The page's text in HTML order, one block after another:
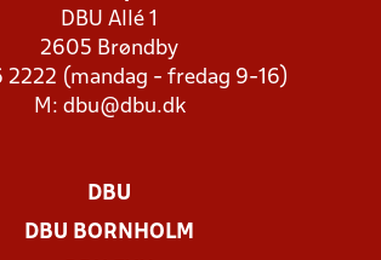
DBU Allé 1
2605 Brøndby
2222 (mandag - fredag 9-16)
M: dbu@dbu.dk
DBU
DBU BORNHOLM